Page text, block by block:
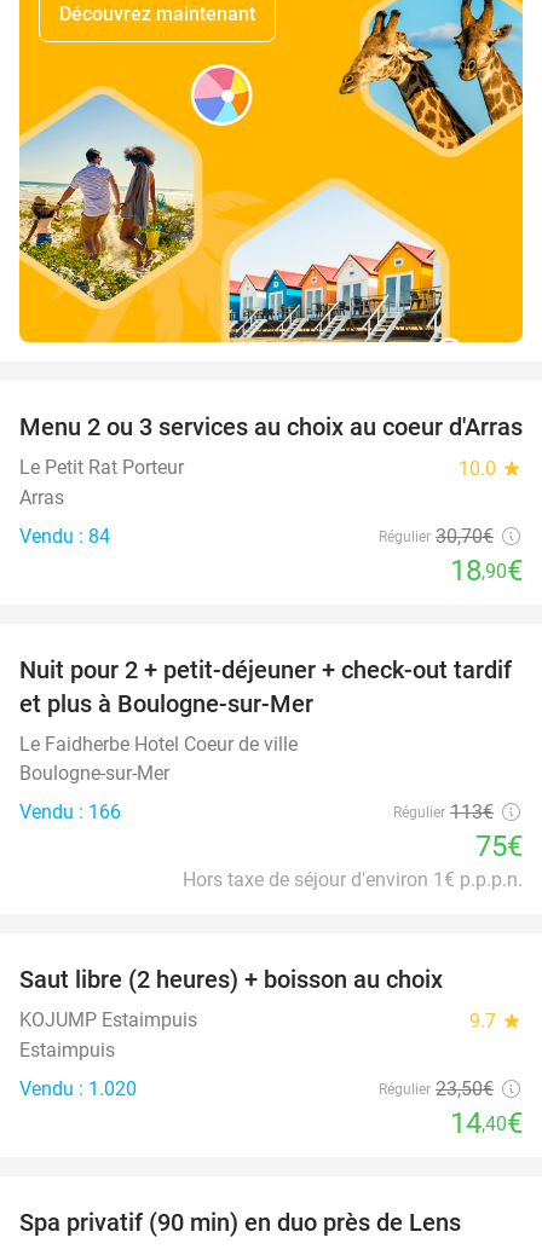
Découvrez maintenant
38%
Menu 2 ou 3 services au choix au coeur d'Arras
Le Petit Rat Porteur 10.0 star
Arras
Vendu : 84
Régulier 30,70€
18,90€
34%
Nuit pour 2 + petit-déjeuner + check-out tardif
et plus à Boulogne-sur-Mer
Le Faidherbe Hotel Coeur de ville
Boulogne-sur-Mer
Vendu : 166
Régulier 113€
75€
Hors taxe de séjour d'environ 1€ p.p.p.n.
Saut libre (2 heures) + boisson au choix
KOJUMP Estaimpuis 9.7 star
Estaimpuis
Vendu : 1.020
Régulier 23,50€
14,40€
Spa privatif (90 min) en duo près de Lens